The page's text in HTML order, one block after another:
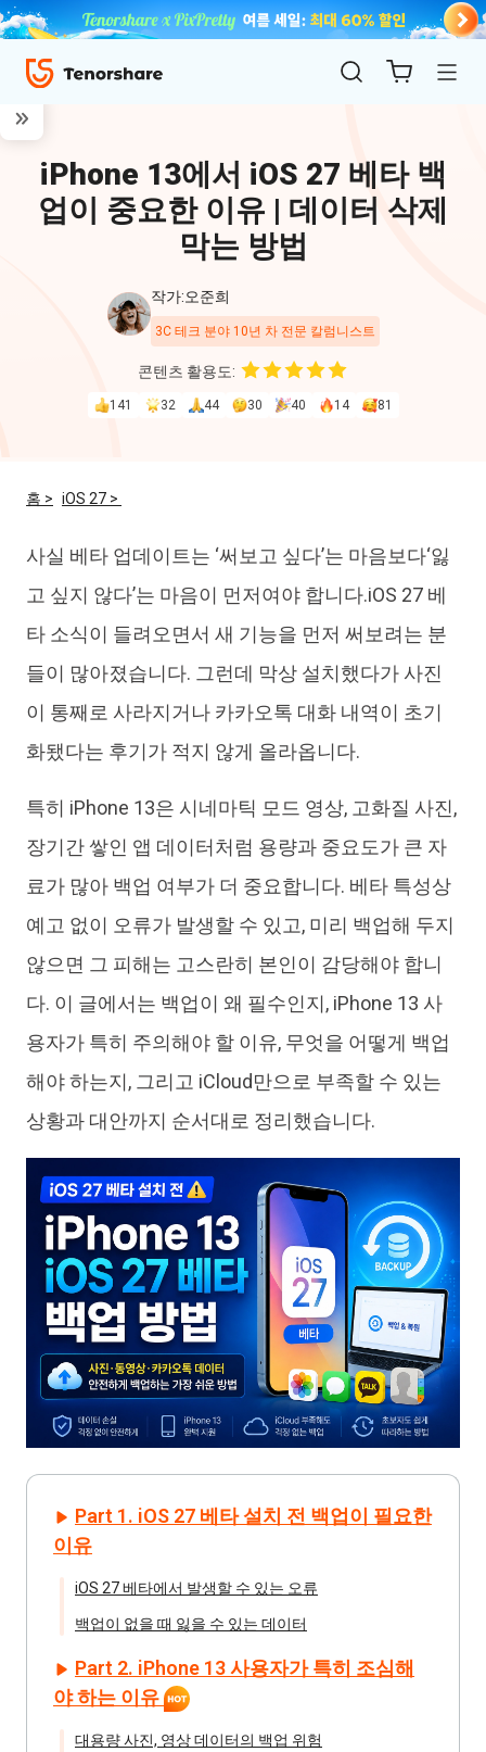
ReiBoot
4uKey
iPhone 13에서 iOS 27 베타 백
업이 중요한 이유 | 데이터 삭제
막는 방법
작가:오준희
3C 테크 분야 10년 차 전문 칼럼니스트
콘텐츠 활용도:
141 32 44 30 40 14 81
홈 > iOS 27 >
사실 베타 업데이트는 ‘써보고 싶다’는 마음보다‘잃
고 싶지 않다’는 마음이 먼저여야 합니다.iOS 27 베
타 소식이 들려오면서 새 기능을 먼저 써보려는 분
들이 많아졌습니다. 그런데 막상 설치했다가 사진
이 통째로 사라지거나 카카오톡 대화 내역이 초기
화됐다는 후기가 적지 않게 올라옵니다.
특히 iPhone 13은 시네마틱 모드 영상, 고화질 사진,
장기간 쌓인 앱 데이터처럼 용량과 중요도가 큰 자
료가 많아 백업 여부가 더 중요합니다. 베타 특성상
예고 없이 오류가 발생할 수 있고, 미리 백업해 두지
않으면 그 피해는 고스란히 본인이 감당해야 합니
다. 이 글에서는 백업이 왜 필수인지, iPhone 13 사
용자가 특히 주의해야 할 이유, 무엇을 어떻게 백업
해야 하는지, 그리고 iCloud만으로 부족할 수 있는
상황과 대안까지 순서대로 정리했습니다.
Part 1. iOS 27 베타 설치 전 백업이 필요한
이유
iOS 27 베타에서 발생할 수 있는 오류
백업이 없을 때 잃을 수 있는 데이터
Part 2. iPhone 13 사용자가 특히 조심해
야 하는 이유
대용량 사진, 영상 데이터의 백업 위험